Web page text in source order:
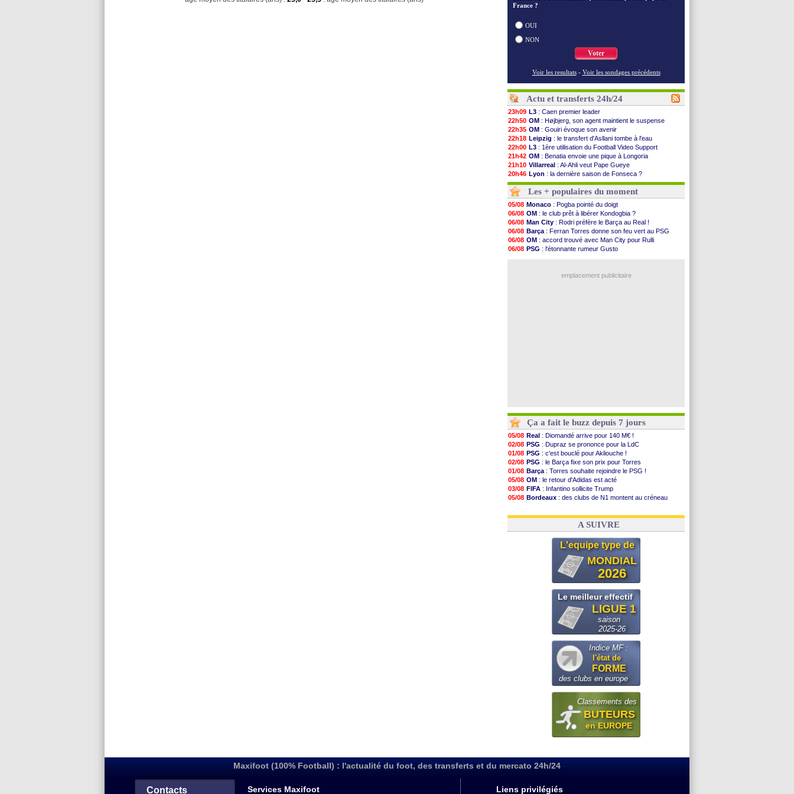
France ?
OUI
NON
Voter
Voir les resultats - Voir les sondages précédents
Actu et transferts 24h/24
23h09 L3 : Caen premier leader
22h50 OM : Højbjerg, son agent maintient le suspense
22h35 OM : Gouiri évoque son avenir
22h18 Leipzig : le transfert d'Asllani tombe à l'eau
22h00 L3 : 1ère utilisation du Football Video Support
21h42 OM : Benatia envoie une pique à Longoria
21h10 Villarreal : Al-Ahli veut Pape Gueye
20h46 Lyon : la dernière saison de Fonseca ?
20h30 OM: un nouveau prétendant pour Højbjerg
20h01
Brest: un gardien norvégien en approche ?
19h18 OM: McCourt a versé 120 M€ en 2026
19h09
PSG: 4 retours dans le groupe face à Man Utd ...
18h48
Nice: Kevin Carlos va partir en Italie
18h37
L1: prison avec sursis requis contre un arbitre
18h29
Leganés: c'est signé pour Luca Zidane (off.)
17h58
Atletico: Ruggeri en route pour Aston Villa
17h46
Monaco: Filipe Luis soutient Biereth
: Naples vise Gabriel Jesus
Les + populaires du moment
05/08 Monaco : Pogba pointé du doigt
06/08 OM : le club prêt à libérer Kondogbia ?
06/08 Man City : Rodri préfère le Barça au Real !
06/08 Barça : Ferran Torres donne son feu vert au PSG
06/08 OM : accord trouvé avec Man City pour Rulli
06/08 PSG : l'étonnante rumeur Gusto
emplacement publicitaire
Ça a fait le buzz depuis 7 jours
05/08 Real : Diomandé arrive pour 140 M€ !
02/08 PSG : Dupraz se prononce pour la LdC
01/08 PSG : c'est bouclé pour Akliouche !
02/08 PSG : le Barça fixe son prix pour Torres
01/08 Barça : Torres souhaite rejoindre le PSG !
05/08 OM : le retour d'Adidas est acté
03/08 FIFA : Infantino sollicite Trump
05/08 Bordeaux : des clubs de N1 montent au créneau
03/08 Real: le démenti de Leipzig pour Diomandé
A SUIVRE
L'equipe type de
MONDIAL
2026
Le meilleur effectif
LIGUE 1
saison
2025-26
Indice MF :
l'état de
FORME
des clubs en europe
Classements des
BUTEURS
en EUROPE
Maxifoot (100% Football) : l'actualité du foot, des transferts et du mercato 24h/24
Contacts Services Maxifoot Liens privilégiés